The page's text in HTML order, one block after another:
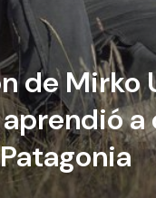
de Mirko
a